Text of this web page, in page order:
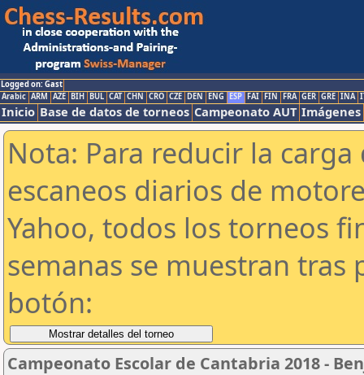
Logged on: Gast
Arabic ARM AZE BIH BUL CAT CHN CRO CZE DEN ENG ESP FAI FIN FRA GER GRE INA
Inicio Base de datos de torneos Campeonato AUT Imágenes
Nota: Para reducir la
escaneos diarios de
Yahoo, todos los torneos
semanas se muestran tras
botón:
Campeonato Escolar de Cantabria 2018 -